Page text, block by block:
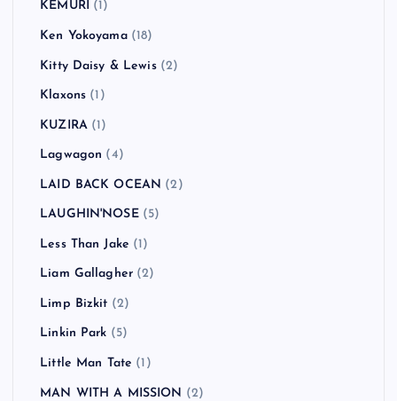
KEMURI (1)
Ken Yokoyama(18)
Kitty Daisy & Lewis(2)
Klaxons (1)
KUZIRA(1)
Lagwagon (4)
LAID BACK OCEAN (2)
LAUGHIN'NOSE(5)
Less Than Jake (1)
Liam Gallagher (2)
Limp Bizkit (2)
Linkin Park (5)
Little Man Tate (1)
MAN WITH A MISSION (2)